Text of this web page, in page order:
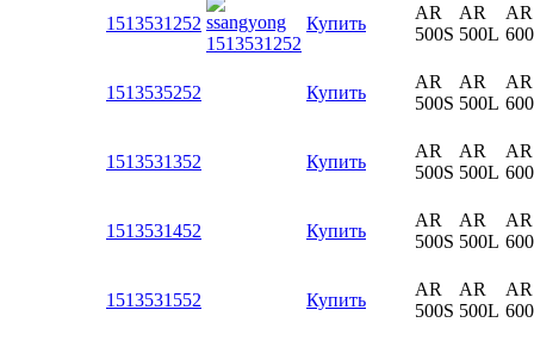
1513531252 Купить
AR
500S
AR
500L
AR
1513535252 Купить
AR
500S
AR
500L
AR
1513531352 Купить
AR
500S
AR
500L
AR
1513531452 Купить
AR
500S
AR
500L
AR
1513531552 Купить
AR
500S
AR
500L
AR